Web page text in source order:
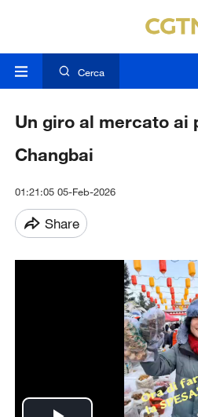
Cerca
Un giro al mercato ai
Changbai
01:21:05 05-Feb-2026
Share